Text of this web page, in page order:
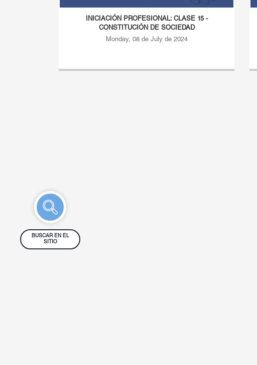
INICIACIÓN PROFESIONAL: CLASE 15 -
CONSTITUCIÓN DE SOCIEDAD
Monday, 08 de July de 2024
BUSCAR EN EL
SITIO